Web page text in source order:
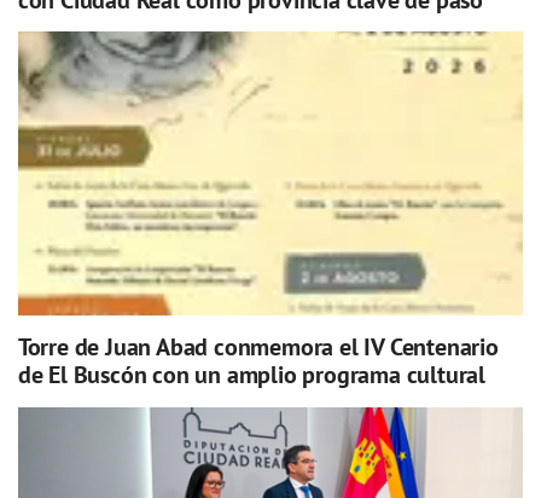
Torre de Juan Abad conmemora el IV Centenario
de El Buscón con un amplio programa cultural